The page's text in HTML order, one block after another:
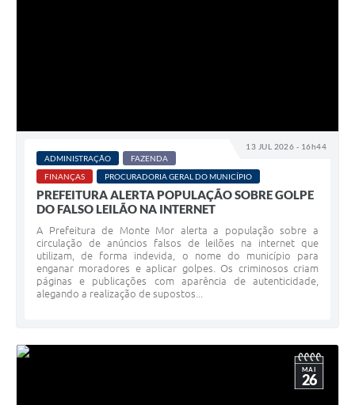
13 JUL 2026 - 16h44
ADMINISTRAÇÃO
FAZENDA
FINANÇAS
PROCURADORIA GERAL DO MUNICÍPIO
PREFEITURA ALERTA POPULAÇÃO SOBRE GOLPE
DO FALSO LEILÃO NA INTERNET
A Prefeitura de Monte Mor alerta a população sobre a
circulação de anúncios falsos de leilões na internet que
utilizam, de forma indevida, o nome do município para
enganar moradores e aplicar golpes. Os criminosos criam
páginas e publicações com aparência de autenticidade,
alegando a realização de supostos...
MAI
26